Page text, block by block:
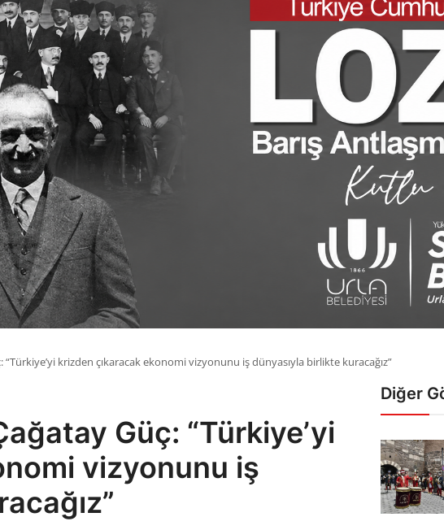
“Türkiye’yi krizden çıkaracak ekonomi vizyonunu iş dünyasıyla birlikte kuracağız”
Güç: “Türkiye’yi
vizyonunu iş
Diğer